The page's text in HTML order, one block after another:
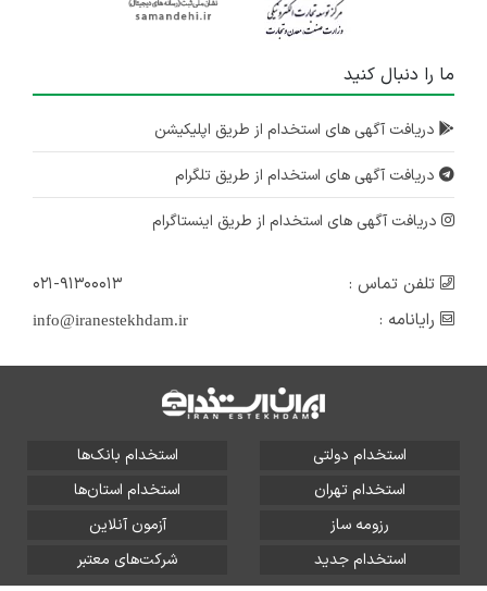
ما را دنبال کنید
دریافت آگهی های استخدام از طریق اپلیکیشن
دریافت آگهی های استخدام از طریق تلگرام
دریافت آگهی های استخدام از طریق اینستاگرام
تلفن تماس :
۰۲۱-۹۱۳۰۰۰۱۳
رایانامه :
info@iranestekhdam.ir
استخدام دولتی
استخدام بانک‌ها
استخدام تهران
استخدام استان‌ها
رزومه ساز
آزمون آنلاین
استخدام جدید
شرکت‌های معتبر